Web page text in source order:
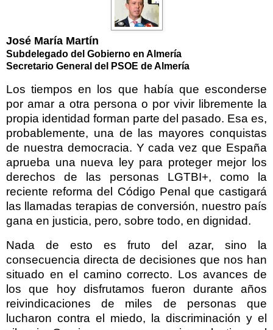
José María Martín
Subdelegado del Gobierno en Almería
Secretario General del PSOE de Almería
Los tiempos en los que había que esconderse
por amar a otra persona o por vivir libremente la
propia identidad forman parte del pasado. Esa es,
probablemente, una de las mayores conquistas
de nuestra democracia. Y cada vez que España
aprueba una nueva ley para proteger mejor los
derechos de las personas LGTBI+, como la
reciente reforma del Código Penal que castigará
las llamadas terapias de conversión, nuestro país
gana en justicia, pero, sobre todo, en dignidad.
Nada de esto es fruto del azar, sino la
consecuencia directa de decisiones que nos han
situado en el camino correcto. Los avances de
los que hoy disfrutamos fueron durante años
reivindicaciones de miles de personas que
lucharon contra el miedo, la discriminación y el